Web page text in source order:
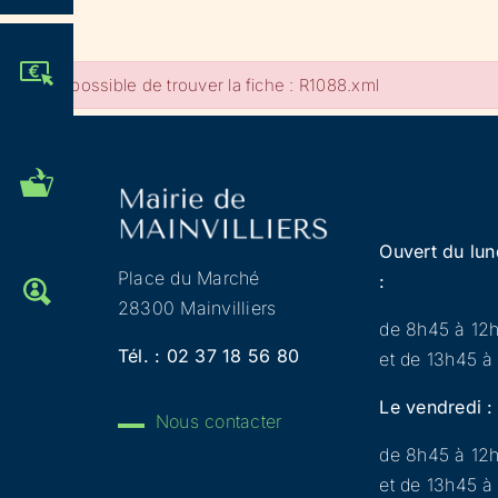
ADMINISTRATIVES
OFFRES D'EMPLOI
Impossible de trouver la fiche : R1088.xml
Place du Marché
28300 Mainvilliers
Tél. : 02 37 18 56 80
Nous contacter
Ouvert du
:
de 8h45 à
et de 13h45 à
Le vendredi :
de 8h45 à
et de 13h45 à